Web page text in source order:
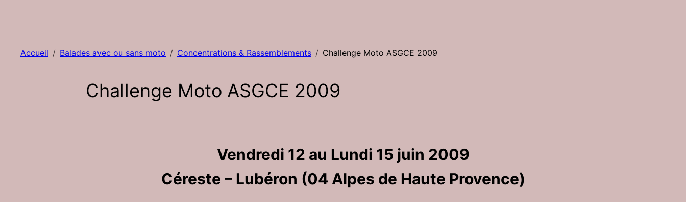
Accueil Balades avec ou sans moto Concentrations & Rassemblements Challenge Moto ASGCE 2009
Challenge Moto ASGCE 2009
Vendredi 12 au Lundi 15 juin 2009
Céreste – Lubéron (04 Alpes de Haute Provence)